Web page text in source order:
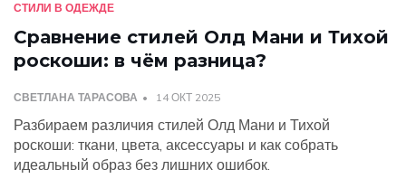
СТИЛИ В ОДЕЖДЕ
Сравнение стилей Олд Мани и Тихой
роскоши: в чём разница?
СВЕТЛАНА ТАРАСОВА 14 ОКТ 2025
Разбираем различия стилей Олд Мани и Тихой
роскоши: ткани, цвета, аксессуары и как собрать
идеальный образ без лишних ошибок.